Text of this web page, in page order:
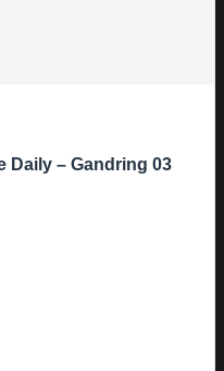
Daily – Gandring 03